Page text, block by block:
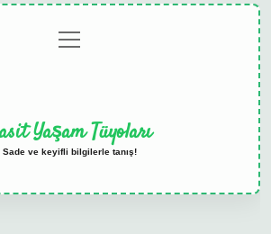
menüyü
aç
Yaşam Tüyoları
Sade ve keyifli bilgilerle tanış!